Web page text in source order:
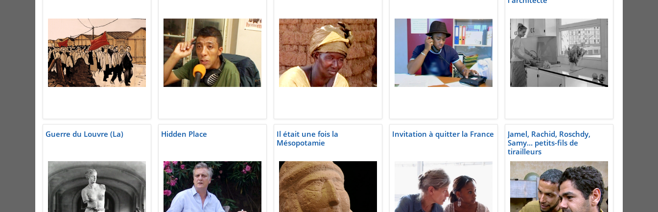
Guerre du Louvre (La) Hidden Place
Il était une fois la
Mésopotamie
Invitation à quitter la France
Jamel, Rachid, Roschdy,
Samy... petits-fils de
tirailleurs